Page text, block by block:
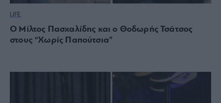
LIFE
Ο Μίλτος Πασχαλίδης και ο Θοδωρής Τσάτσος
στους “Χωρίς Παπούτσια”